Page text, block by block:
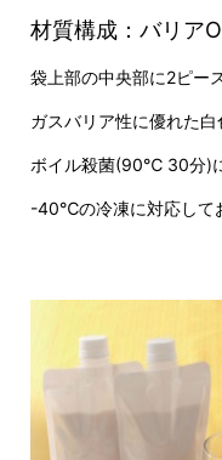
材質構成：バリア
袋上部の中央部に2ピー
ガスバリア性に優れた白
ボイル殺菌(90℃ 30分)
-40℃の冷凍に対応して